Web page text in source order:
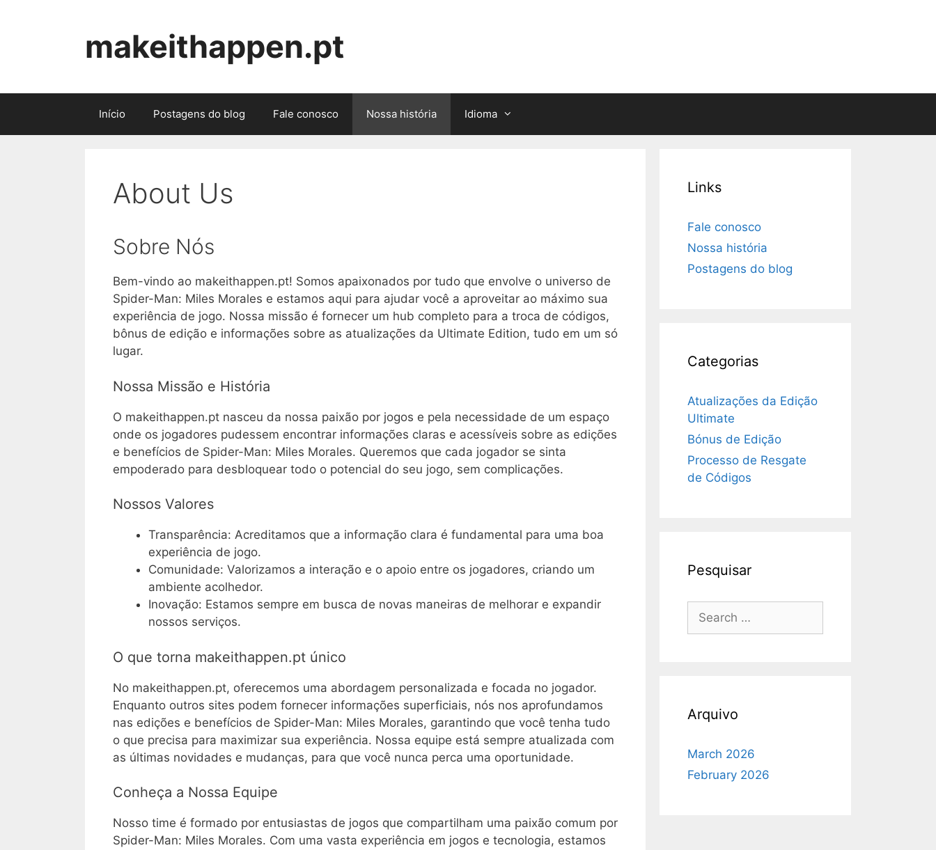
makeithappen.pt
Início Postagens do blog Fale conosco Nossa história Idioma
About Us
Sobre Nós
Bem-vindo ao makeithappen.pt! Somos apaixonados por tudo que envolve o universo de
Spider-Man: Miles Morales e estamos aqui para ajudar você a aproveitar ao máximo sua
experiência de jogo. Nossa missão é fornecer um hub completo para a troca de códigos,
bônus de edição e informações sobre as atualizações da Ultimate Edition, tudo em um só
lugar.
Nossa Missão e História
O makeithappen.pt nasceu da nossa paixão por jogos e pela necessidade de um espaço
onde os jogadores pudessem encontrar informações claras e acessíveis sobre as edições
e benefícios de Spider-Man: Miles Morales. Queremos que cada jogador se sinta
empoderado para desbloquear todo o potencial do seu jogo, sem complicações.
Nossos Valores
Transparência: Acreditamos que a informação clara é fundamental para uma boa
experiência de jogo.
Comunidade: Valorizamos a interação e o apoio entre os jogadores, criando um
ambiente acolhedor.
Inovação: Estamos sempre em busca de novas maneiras de melhorar e expandir
nossos serviços.
O que torna makeithappen.pt único
No makeithappen.pt, oferecemos uma abordagem personalizada e focada no jogador.
Enquanto outros sites podem fornecer informações superficiais, nós nos aprofundamos
nas edições e benefícios de Spider-Man: Miles Morales, garantindo que você tenha tudo
o que precisa para maximizar sua experiência. Nossa equipe está sempre atualizada com
as últimas novidades e mudanças, para que você nunca perca uma oportunidade.
Conheça a Nossa Equipe
Nosso time é formado por entusiastas de jogos que compartilham uma paixão comum por
Spider-Man: Miles Morales. Com uma vasta experiência em jogos e tecnologia, estamos
Links
Fale conosco
Nossa história
Postagens do blog
Categorias
Atualizações da Edição
Ultimate
Bónus de Edição
Processo de Resgate
de Códigos
Pesquisar
Search
for:
Arquivo
March 2026
February 2026